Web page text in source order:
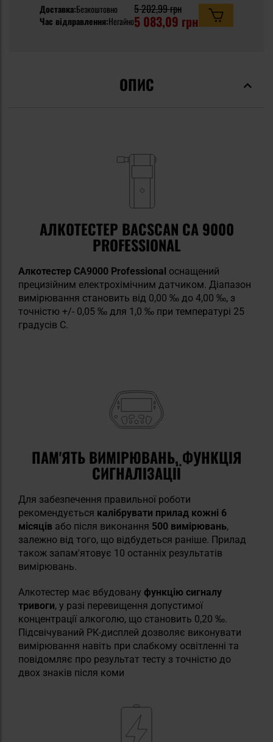
Доставка:Безкоштовно
Час відправлення:Негайно
5 202,99 грн
5 083,09 грн
ОПИС
АЛКОТЕСТЕР BACSCAN CA 9000
PROFESSIONAL
Алкотестер CA9000 Professional оснащений
прецизійним електрохімічним датчиком. Діапазон
вимірювання становить від 0,00 ‰ до 4,00 ‰, з
точністю +/- 0,05 ‰ для 1,0 ‰ при температурі 25
градусів С.
ПАМ'ЯТЬ ВИМІРЮВАНЬ, ФУНКЦІЯ
СИГНАЛІЗАЦІЇ
Для забезпечення правильної роботи
рекомендується калібрувати прилад кожні 6
місяців або після виконання 500 вимірювань,
залежно від того, що відбудеться раніше. Прилад
також запам'ятовує 10 останніх результатів
вимірювань.
Алкотестер має вбудовану функцію сигналу
тривоги, у разі перевищення допустимої
концентрації алкоголю, що становить 0,20 ‰.
Підсвічуваний РК-дисплей дозволяє виконувати
вимірювання навіть при слабкому освітленні та
повідомляє про результат тесту з точністю до
двох знаків після коми